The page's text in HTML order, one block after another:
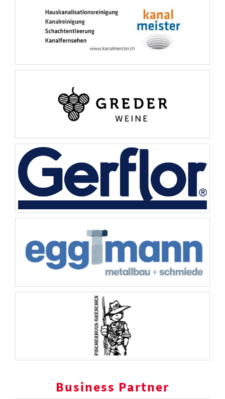
Business Partner